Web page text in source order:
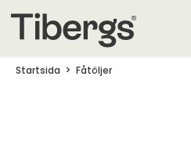
Startsida Fåtöljer